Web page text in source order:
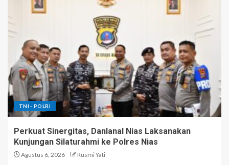
TNI - POLRI
Perkuat Sinergitas, Danlanal Nias Laksanakan
Kunjungan Silaturahmi ke Polres Nias
Agustus 6, 2026 Rusmi Yati